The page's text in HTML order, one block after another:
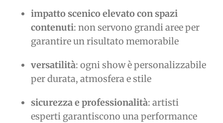
impatto scenico elevato con spazi
contenuti: non servono grandi aree per
garantire un risultato memorabile
versatilità: ogni show è personalizzabile
per durata, atmosfera e stile
sicurezza e professionalità: artisti
esperti garantiscono una performance